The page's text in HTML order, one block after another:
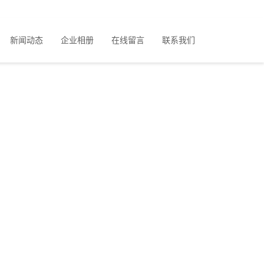
新闻动态 企业相册 在线留言 联系我们